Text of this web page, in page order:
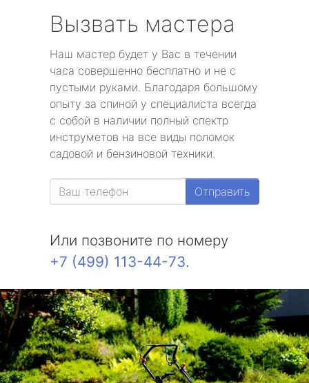
Вызвать мастера
Наш мастер будет у Вас в течении
часа совершенно бесплатно и не с
пустыми руками. Благодаря большому
опыту за спиной у специалиста всегда
с собой в наличии полный спектр
инструметов на все виды поломок
садовой и бензиновой техники.
Отправить
Или позвоните по номеру
+7 (499) 113-44-73.